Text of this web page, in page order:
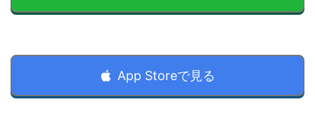
App Storeで見る